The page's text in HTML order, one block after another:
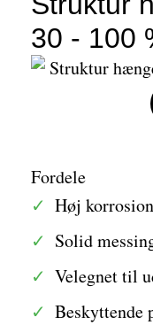
30 - 100
Fordele
Høj
Solid
Velegnet til
Beskyttende